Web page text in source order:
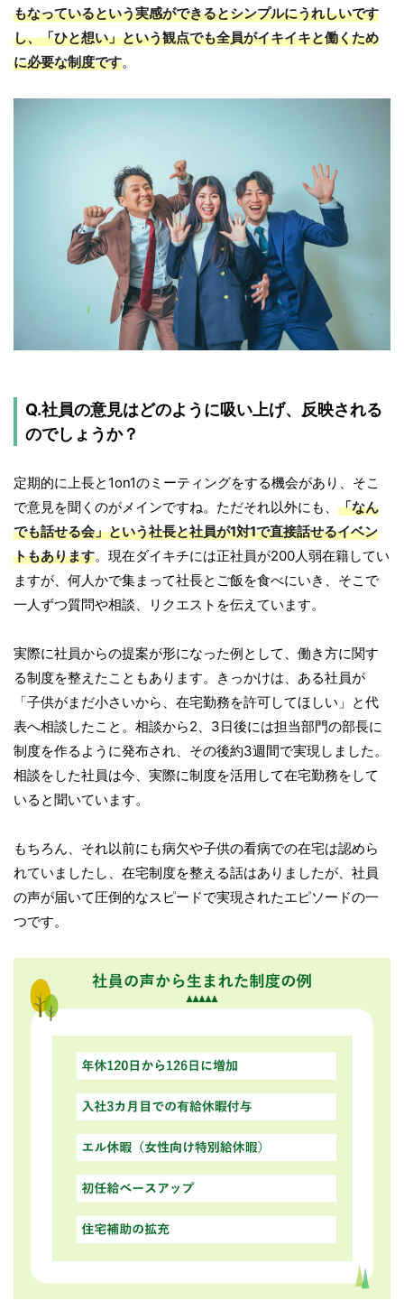
もなっているという実感ができるとシンプルにうれしいです
し、「ひと想い」という観点でも全員がイキイキと働くため
に必要な制度です。
Q.社員の意見はどのように吸い上げ、反映される
のでしょうか？
定期的に上長と1on1のミーティングをする機会があり、そこ
で意見を聞くのがメインですね。ただそれ以外にも、 「なん
でも話せる会」という社長と社員が1対1で直接話せるイベン
トもあります。現在ダイキチには正社員が200人弱在籍してい
ますが、何人かで集まって社長とご飯を食べにいき、そこで
一人ずつ質問や相談、リクエストを伝えています。
実際に社員からの提案が形になった例として、働き方に関す
る制度を整えたこともあります。きっかけは、ある社員が
「子供がまだ小さいから、在宅勤務を許可してほしい」と代
表へ相談したこと。相談から2、3日後には担当部門の部長に
制度を作るように発布され、その後約3週間で実現しました。
相談をした社員は今、実際に制度を活用して在宅勤務をして
いると聞いています。
もちろん、それ以前にも病欠や子供の看病での在宅は認めら
れていましたし、在宅制度を整える話はありましたが、社員
の声が届いて圧倒的なスピードで実現されたエピソードの一
つです。